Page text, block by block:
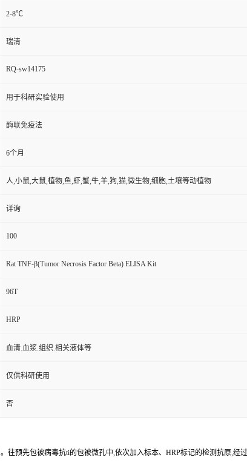
2-8℃
瑞清
RQ-sw14175
用于科研实验使用
酶联免疫法
6个月
人,小鼠,大鼠,植物,鱼,虾,蟹,牛,羊,狗,猫,微生物,细胞,土壤等动植物
详询
100
Rat TNF-β(Tumor Necrosis Factor Beta) ELISA Kit
96T
HRP
血清.血浆.组织.相关液体等
仅供科研使用
否
。往预先包被病毒抗ti的包被微孔中,依次加入标本、 HRP标记的检测抗原,经